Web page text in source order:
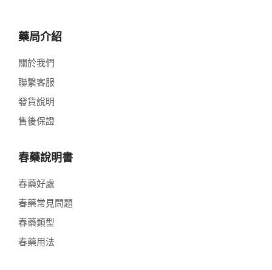
藥局介紹
關於我們
聯繫客服
發貨說明
售後保證
春藥說明書
春藥好處
春藥常見問題
春藥類型
春藥用法